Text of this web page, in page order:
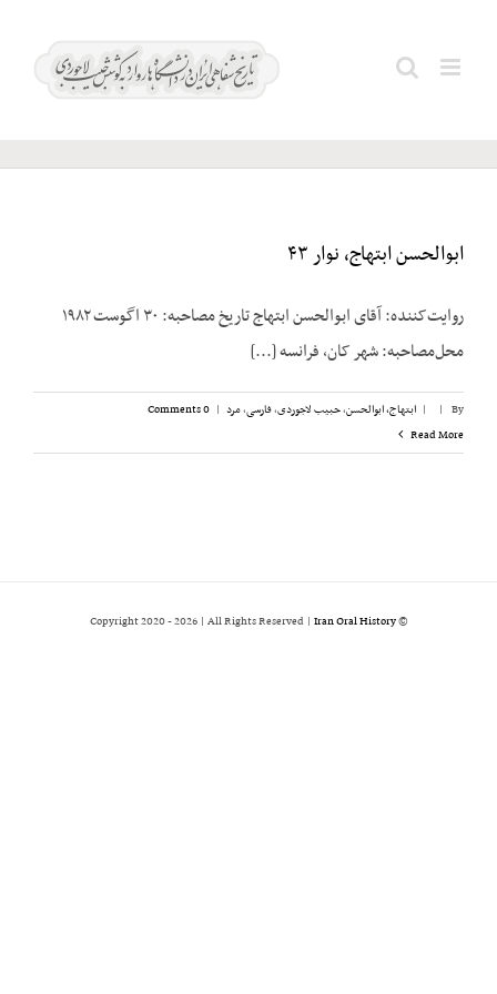
غنی؛ Search
ابوالحسن ابتهاج، نوار ۴۳
روایت‌کننده: آقای ابوالحسن ابتهاج تاریخ مصاحبه: ۳۰ اگوست ۱۹۸۲
محل‌مصاحبه: شهر کان، فرانسه [...]
By
|
| ابتهاج، ابوالحسن,حبیب لاجوردی,فارسی,مرد |
0 Comments
Read More
© Copyright 2020 -
2026 | All Rights Reserved | Iran Oral History